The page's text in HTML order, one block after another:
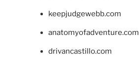
keepjudgewebb.com
anatomyofadventure.com
drivancastillo.com